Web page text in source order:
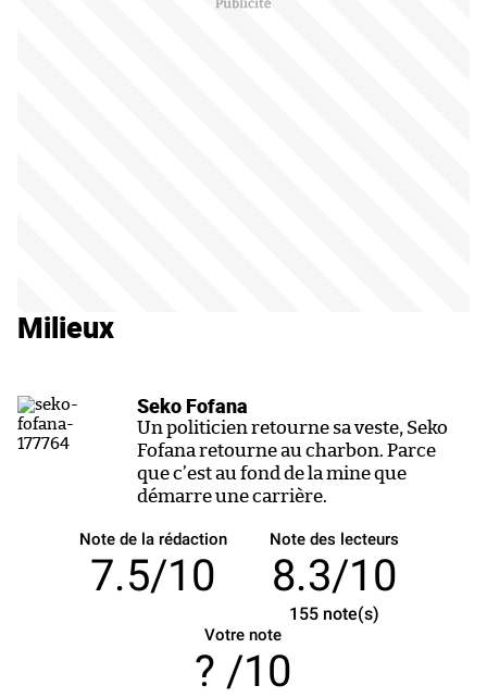
Milieux
Seko Fofana
Un politicien retourne sa veste, Seko
Fofana retourne au charbon. Parce
que c’est au fond de la mine que
démarre une carrière.
Note de la rédaction
7.5/10
Note des lecteurs
8.3/10
155note(s)
Votre note
/10